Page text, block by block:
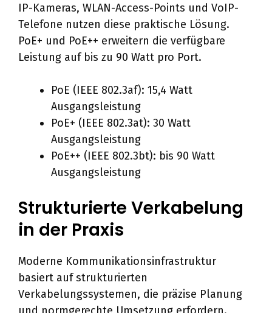
IP-Kameras, WLAN-Access-Points und VoIP-
Telefone nutzen diese praktische Lösung.
PoE+ und PoE++ erweitern die verfügbare
Leistung auf bis zu 90 Watt pro Port.
PoE (IEEE 802.3af): 15,4 Watt
Ausgangsleistung
PoE+ (IEEE 802.3at): 30 Watt
Ausgangsleistung
PoE++ (IEEE 802.3bt): bis 90 Watt
Ausgangsleistung
Strukturierte Verkabelung
in der Praxis
Moderne Kommunikationsinfrastruktur
basiert auf strukturierten
Verkabelungssystemen, die präzise Planung